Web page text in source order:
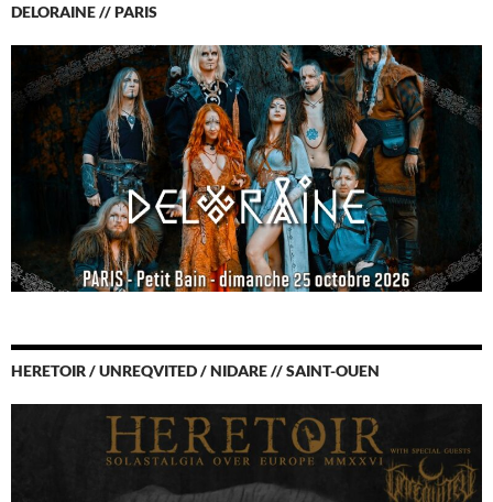
DELORAINE // PARIS
HERETOIR / UNREQVITED / NIDARE // SAINT-OUEN